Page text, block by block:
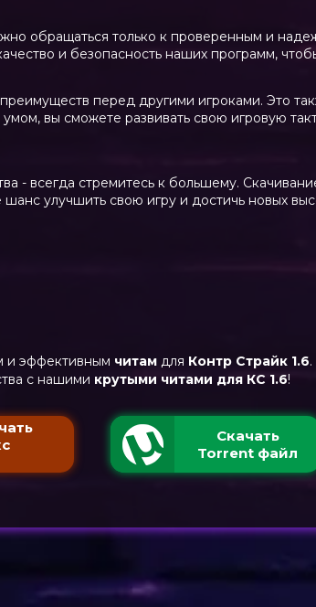
обращаться только к проверенным и
и безопасность наших программ,
перед другими игроками. Это
умом, вы сможете развивать свою игровую
- всегда стремитесь к большему.
улучшить свою игру и достичь новых
и эффективным читам для Контр Страйк 1.6.
с нашими крутыми читами для КС 1.6!
Скачать
Torrent файл